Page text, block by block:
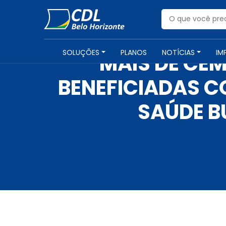
SOLUÇÕES PLANOS NOTÍCIAS
MAIS DE
BENEFICIADAS
SAÚDE